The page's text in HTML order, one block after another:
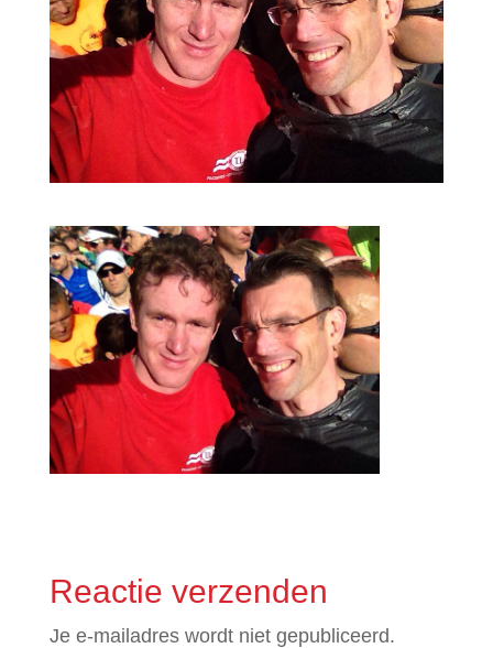
Reactie verzenden
Je e-mailadres wordt niet gepubliceerd.